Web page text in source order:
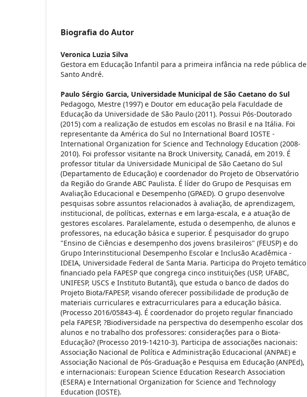
Biografia do Autor
Veronica Luzia Silva
Gestora em Educação Infantil para a primeira infância na rede pública de
Santo André.
Paulo Sérgio Garcia, Universidade Municipal de São Caetano do Sul
Pedagogo, Mestre (1997) e Doutor em educação pela Faculdade de
Educação da Universidade de São Paulo (2011). Possui Pós-Doutorado
(2015) com a realização de estudos em escolas no Brasil e na Itália. Foi
representante da América do Sul no International Board IOSTE -
International Organization for Science and Technology Education (2008-
2010). Foi professor visitante na Brock University, Canadá, em 2019. É
professor titular da Universidade Municipal de São Caetano do Sul
(Departamento de Educação) e coordenador do Projeto de Observatório
da Região do Grande ABC Paulista. É líder do Grupo de Pesquisas em
Avaliação Educacional e Desempenho (GPAED). O grupo desenvolve
pesquisas sobre assuntos relacionados à avaliação, de aprendizagem,
institucional, de políticas, externas e em larga-escala, e a atuação de
gestores escolares. Paralelamente, estuda o desempenho, de alunos e
professores, na educação básica e superior. É pesquisador do grupo
"Ensino de Ciências e desempenho dos jovens brasileiros" (FEUSP) e do
Grupo Interinstitucional Desempenho Escolar e Inclusão Acadêmica -
IDEIA, Universidade Federal de Santa Maria. Participa do Projeto temático
financiado pela FAPESP que congrega cinco instituições (USP, UFABC,
UNIFESP, USCS e Instituto Butantã), que estuda o banco de dados do
Projeto Biota/FAPESP, visando oferecer possibilidade de produção de
materiais curriculares e extracurriculares para a educação básica.
(Processo 2016/05843-4). É coordenador do projeto regular financiado
pela FAPESP, ?Biodiversidade na perspectiva do desempenho escolar dos
alunos e no trabalho dos professores: considerações para o Biota-
Educação? (Processo 2019-14210-3). Participa de associações nacionais:
Associação Nacional de Política e Administração Educacional (ANPAE) e
Associação Nacional de Pós-Graduação e Pesquisa em Educação (ANPEd),
e internacionais: European Science Education Research Association
(ESERA) e International Organization for Science and Technology
Education (IOSTE).